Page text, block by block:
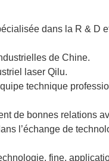
dans la R & D
de Chine.
laser Qilu.
technique
de bonnes relations
l’échange de
fine,